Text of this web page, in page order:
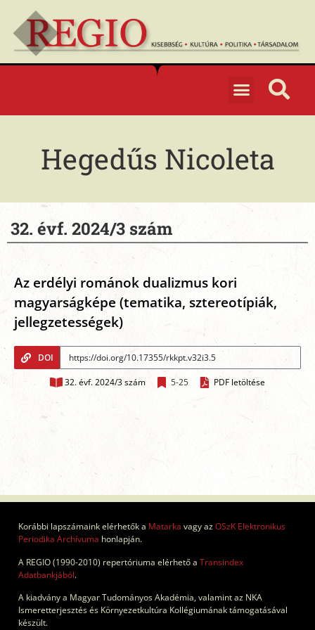
Hegedűs Nicoleta
32. évf. 2024/3 szám
Az erdélyi románok dualizmus kori
magyarságképe (tematika, sztereotípiák,
jellegzetességek)
DOI
32. évf. 2024/3 szám 5-25 PDF letöltése
Korábbi lapszámaink elérhetők a Matarka vagy azOSzK Elektronikus
Periodika Archívuma honlapján.
A REGIO (1990-2010) repertóriuma elérhető a Transindex
Adatbankjából.
A kiadvány a Magyar Tudományos Akadémia, valamint az NKA
Ismeretterjesztés és Környezetkultúra Kollégiumának támogatásával
készült.